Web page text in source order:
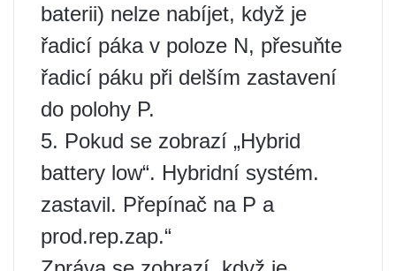
baterii) nelze nabíjet, když je
řadicí páka v poloze N, přesuňte
řadicí páku při delším zastavení
do polohy P.
5. Pokud se zobrazí „Hybrid
battery low“. Hybridní systém.
zastavil. Přepínač na P a
prod.rep.zap.“